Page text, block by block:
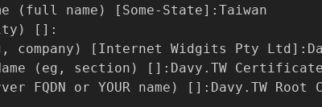
( full name ) [ Some-State] :Taiwan
) [ ] :
company ) [ Internet Widgits Pty Ltd ]
( eg, section ) [ ] :Davy.TW
FQDN or YOUR name ) [ ] :Davy.TW Root